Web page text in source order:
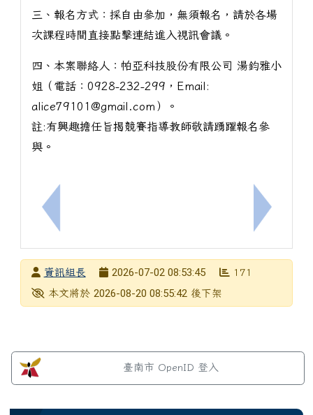
上一筆：114學年第二學期第三次定期評量紙筆測驗
三、報名方式：採自由參加，無須報名，請於各場
次課程時間直接點擊連結進入視訊會議。
四、本案聯絡人：帕亞科技股份有限公司 湯鈞雅小
姐（電話：0928-232-299，Email:
alice79101@gmail.com）。
註:有興趣擔任旨揭競賽指導教師敬請踴躍報名參
與。
下一筆：
發布者資訊組長
發布日期
2026-07-02 08:53:45
瀏覽次數
171
下架日期本文將於 2026-08-20 08:55:42 後下架
左邊區域內容
臺南市 OpenID 登入